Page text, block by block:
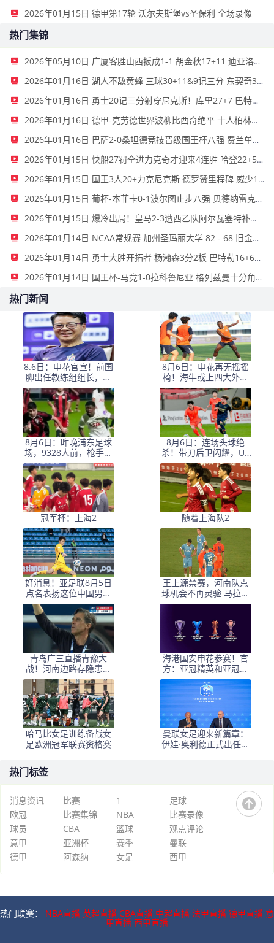
2026年01月15日 德甲第17轮 沃尔夫斯堡vs圣保利 全场录像
热门集锦
2026年05月10日 广厦客胜山西扳成1-1 胡金秋17+11 迪亚洛关键上篮不中
2026年01月16日 湖人不敌黄蜂 三球30+11&9记三分 东契奇39分 詹姆斯29+9+6
2026年01月16日 勇士20记三分射穿尼克斯！库里27+7 巴特勒32+8 穆迪三分9中7
2026年01月16日 德甲-克劳德世界波柳比西奇绝平 十人柏林联合1-1奥格斯堡
2026年01月16日 巴萨2-0桑坦德竞技晋级国王杯八强 费兰单刀球破门亚马尔建功
2026年01月15日 快船27罚全进力克奇才迎来4连胜 哈登22+5+8 伦纳德33分4断
2026年01月15日 国王3人20+力克尼克斯 德罗赞里程碑 威少11助 布伦森伤退
2026年01月15日 葡杯-本菲卡0-1波尔图止步八强 贝德纳雷克制胜帕夫利季斯失良机
2026年01月15日 爆冷出局！皇马2-3遭西乙队阿尔瓦塞特补时绝杀 无缘国王杯8强
2026年01月14日 NCAA常规赛 加州圣玛丽大学 82 - 68 旧金山大学 全场集锦
2026年01月14日 勇士大胜开拓者 杨瀚森3分2板 巴特勒16+6+5 库里9中2送11助
2026年01月14日 国王杯-马竞1-0拉科鲁尼亚 格列兹曼十分角任意球破门+远射中横梁
热门新闻
8.6日：申花官宣！前国
脚出任教练组组长，新
帅四大候选浮出，于汉
超救火？
8月6日：申花再无摇摇
椅！海牛或上四大外援
摧花前国脚，这套阵容
踢中甲都困难
8月6日：昨晚浦东足球
场，9328人前，枪手主
帅竟称国足未来是他
8月6日：连场头球绝
杀！带刀后卫闪耀，U1
7国足1
冠军杯：上海2 随着上海队2
好消息！亚足联8月5日
点名表扬这位中国男足
新星，引发热议
王上源禁赛，河南队点
球机会不再灵验 马拉尼
昂射门不佳 郑智目标亚
青岛广三直播青豫大
战！河南边路存隐患，
古斯塔沃等喂饼，西海
岸剑指亚冠
海港国安申花参赛！官
方：亚冠精英和亚冠二
抽签仪式8月18日进行
哈马比女足训练备战女
足欧洲冠军联赛资格赛
曼联女足迎来新篇章：
伊娃·奥利德正式出任主
热门标签
消息资讯 比赛 1
足球
欧冠
比赛集锦 NBA
比赛录像
球员
CBA 篮球
观点评论
意甲
亚洲杯 赛季
曼联
德甲
阿森纳 女足 西甲
热门联赛： NBA直播 英超直播 CBA直播 中超直播 法甲直播 德甲直播 意
甲直播 西甲直播